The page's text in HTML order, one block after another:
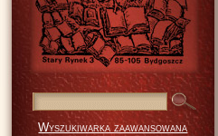
Wyszukiwarka zaawansowana